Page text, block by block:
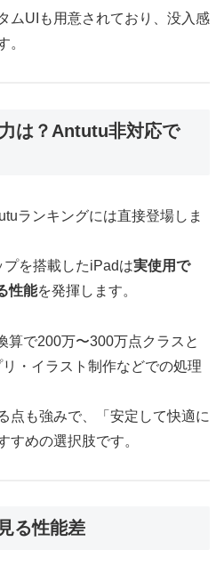
ムUIも用意されており、没入感
。
は？Antutu非対応で
ランキングには直接登場しま
を搭載したiPadは実使用で
性能を発揮します。
算で200万〜300万点クラスと
・イラスト制作などでの処理
点も強みで、「安定して快適に
すめの選択肢です。
る性能差